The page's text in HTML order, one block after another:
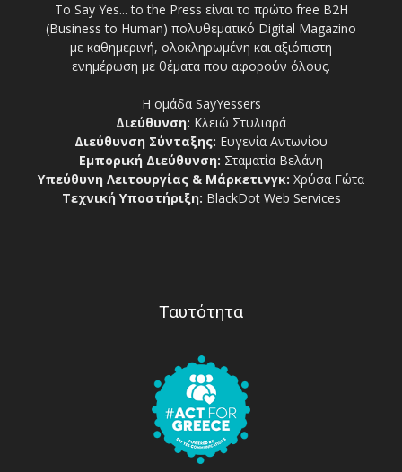
Το Say Yes... to the Press είναι το πρώτο free Β2Η
(Business to Human) πολυθεματικό Digital Magazino
με καθημερινή, ολοκληρωμένη και αξιόπιστη
ενημέρωση με θέματα που αφορούν όλους.
Η ομάδα SayYessers
Διεύθυνση: Κλειώ Στυλιαρά
Διεύθυνση Σύνταξης: Ευγενία Αντωνίου
Εμπορική Διεύθυνση: Σταματία Βελάνη
Υπεύθυνη Λειτουργίας & Μάρκετινγκ: Χρύσα Γώτα
Τεχνική Υποστήριξη: BlackDot Web Services
Ταυτότητα